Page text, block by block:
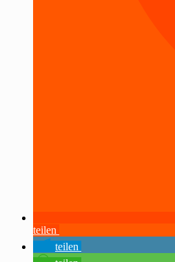
teilen
teilen